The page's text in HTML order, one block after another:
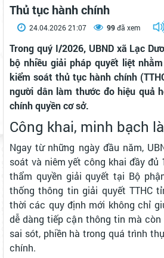
Thủ tục hành chính
24.04.2026 21:07 99đã xem
Trong quý I/2026, UBND xã Lạc
bộ nhiều giải pháp quyết liệt
kiểm soát thủ tục hành chính
người dân làm thước đo hiệu quả
chính quyền cơ sở.
Công khai, minh bạch
Ngay từ những ngày đầu năm,
soát và niêm yết công khai đầy đủ
thẩm quyền giải quyết tại Bộ
thống thông tin giải quyết TTHC
thời các quy định mới không chỉ
dễ dàng tiếp cận thông tin mà
sai sót, phiền hà trong quá trình
chính.